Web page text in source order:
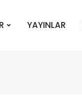
YAYINLAR